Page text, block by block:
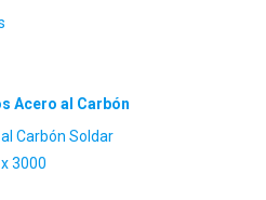
Acero al Carbón
Carbón Soldar
3000